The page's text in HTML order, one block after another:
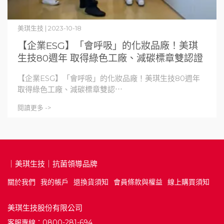
【企業ESG】「會呼吸」的化妝品廠！美琪
生技80週年 取得綠色工廠、減碳標章雙認證
美琪生技 | 2023-10-18
【企業ESG】「會呼吸」的化妝品廠！美琪生技80週年
取得綠色工廠、減碳標章雙認⋯
閱讀更多 ->
｜美琪生技｜抗菌領導品牌
關於我們 我的帳戶 退換貨須知 會員條款與權益 線上購買須知
美琪生技股份有限公司